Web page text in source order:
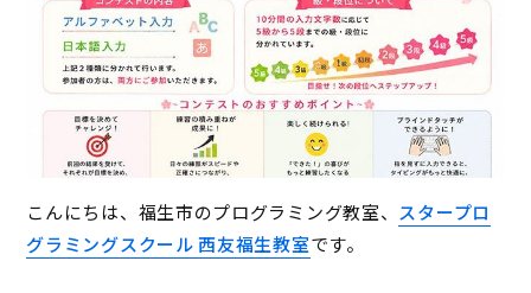
こんにちは、福生市のプログラミング教室、 スタープロ
グラミングスクール 西友福生教室です。